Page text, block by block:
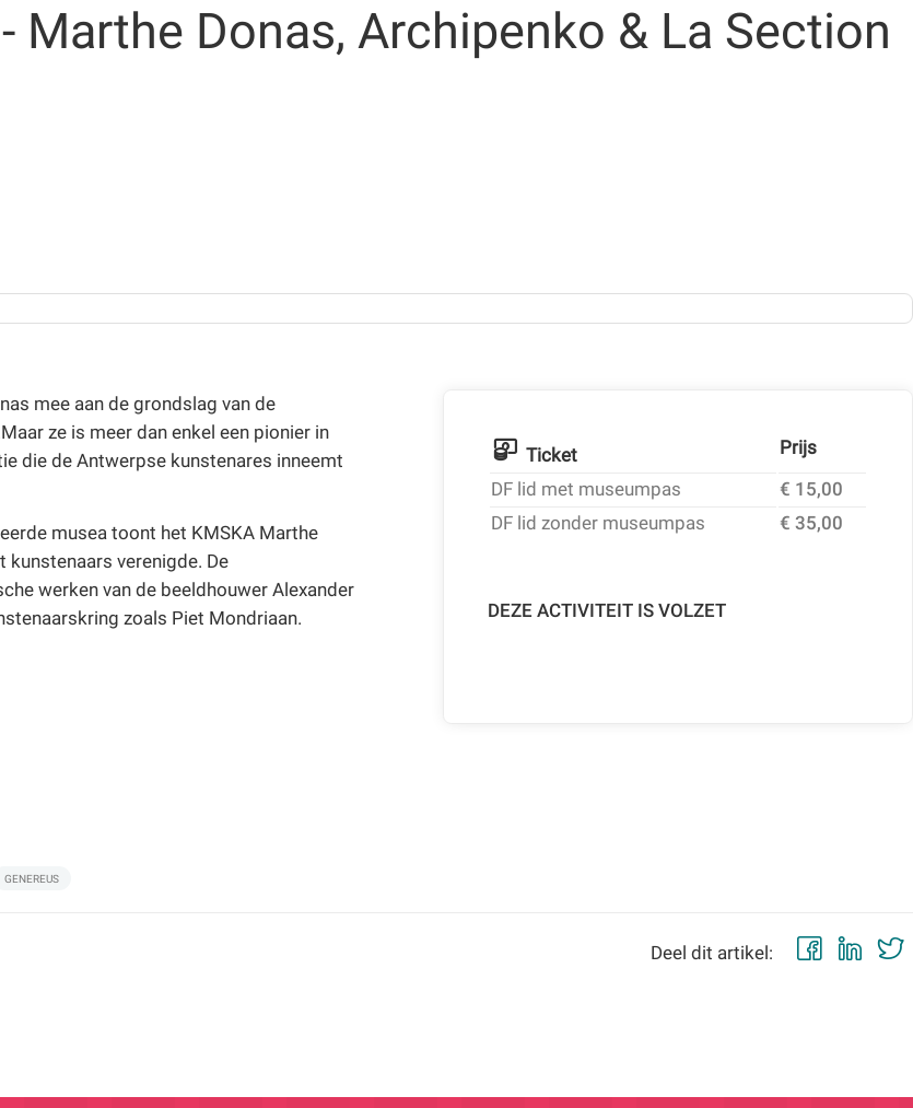
Marthe Donas, Archipenko & La Section
mee aan de grondslag van de
Maar ze is meer dan enkel een pionier in
die de Antwerpse kunstenares inneemt
musea toont het KMSKA Marthe
kunstenaars verenigde. De
werken van de beeldhouwer Alexander
zoals Piet Mondriaan.
Ticket
Prijs
DF lid met museumpas
€ 15,00
DF lid zonder museumpas
€ 35,00
DEZE ACTIVITEIT IS VOLZET
GENEREUS
Deel dit artikel: